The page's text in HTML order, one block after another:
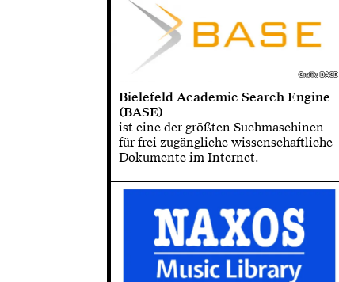
Grafik: BASE
Grafik: BASE
Bielefeld Academic Search Engine
(BASE)
ist eine der größten Suchmaschinen
für frei zugängliche wissenschaftliche
Dokumente im Internet.